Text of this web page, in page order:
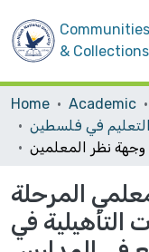
Communities
& Collections
Home Academic
المرحلة
التأهيلية في